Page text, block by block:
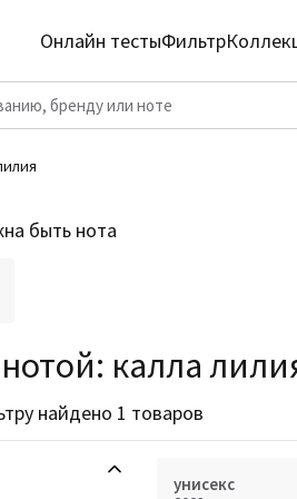
Онлайн тестыФильтр
быть нота
калла
найдено 1 товаров
унисекс